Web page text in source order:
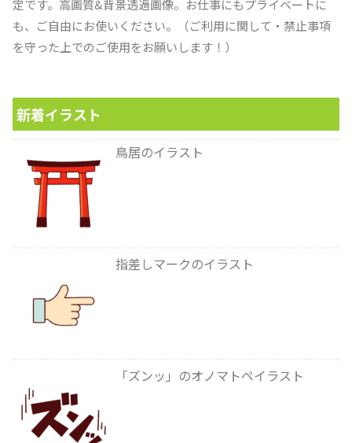
定です。高画質&背景透過画像。お仕事にもプライベートに
も、ご自由にお使いください。（ご利用に関して・禁止事項
を守った上でのご使用をお願いします！）
新着イラスト
鳥居のイラスト
指差しマークのイラスト
「ズンッ」のオノマトペイラスト